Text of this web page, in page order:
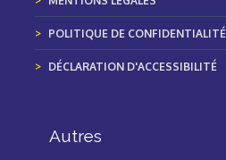
POLITIQUE DE CONFIDENTIALITÉ
DÉCLARATION D'ACCESSIBILITÉ
Autres